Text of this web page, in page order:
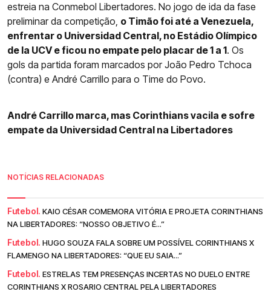
estreia na Conmebol Libertadores. No jogo de ida da fase
preliminar da competição, o Timão foi até a Venezuela,
enfrentar o Universidad Central, no Estádio Olímpico
de la UCV e ficou no empate pelo placar de 1 a 1. Os
gols da partida foram marcados por João Pedro Tchoca
(contra) e André Carrillo para o Time do Povo.
André Carrillo marca, mas Corinthians vacila e sofre
empate da Universidad Central na Libertadores
NOTÍCIAS RELACIONADAS
Futebol. KAIO CÉSAR COMEMORA VITÓRIA E PROJETA CORINTHIANS
NA LIBERTADORES: “NOSSO OBJETIVO É...”
Futebol. HUGO SOUZA FALA SOBRE UM POSSÍVEL CORINTHIANS X
FLAMENGO NA LIBERTADORES: “QUE EU SAIA...”
Futebol. ESTRELAS TEM PRESENÇAS INCERTAS NO DUELO ENTRE
CORINTHIANS X ROSARIO CENTRAL PELA LIBERTADORES